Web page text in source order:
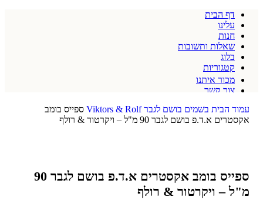
דף הבית
עלינו
חנות
שאלות ותשובות
בלוג
קטגוריות
מכור איתנו
צור קשר
עמוד הבית בשמים בושם לגברViktors & Rolf ספייס בומב
אקסטרים א.ד.פ בושם לגבר 90 מ"ל – ויקרטור & רולף
ספייס בומב אקסטרים א.ד.פ בושם לגבר 90
מ"ל – ויקרטור & רולף